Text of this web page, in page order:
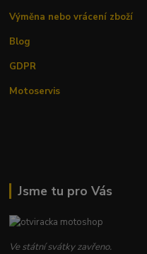
Výměna nebo vrácení zboží
Blog
GDPR
Motoservis
Jsme tu pro Vás
Ve státní svátky zavřeno.